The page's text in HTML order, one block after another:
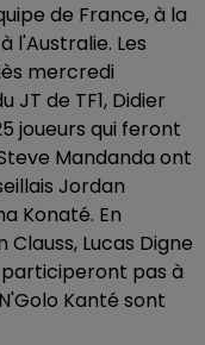
de France, à la
l'Australie. Les
mercredi
JT de TF1, Didier
joueurs qui feront
Mandanda ont
Jordan
Konaté. En
Lucas Digne
participeront pas à
Kanté sont